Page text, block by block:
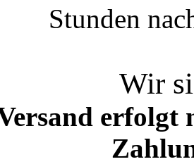
Wir
erfolgt